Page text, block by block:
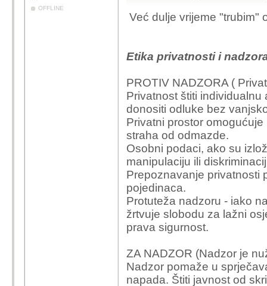
OFFLINE
Već dulje vrijeme "trubim"
Etika privatnosti i
PROTIV NADZORA (
Privatnost štiti
donositi odluke bez
Privatni prostor
straha od odmazde.
Osobni podaci, ako su
manipulaciju ili
Prepoznavanje privatnosti
pojedinaca.
Protuteža nadzoru - iako
žrtvuje slobodu za lažni
prava sigurnost.
ZA NADZOR (Nadzor je
Nadzor pomaže u
napada. Štiti javnost od